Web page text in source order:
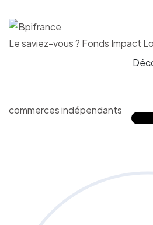
Le saviez-vous ? Fonds Impact
commerces indépendants